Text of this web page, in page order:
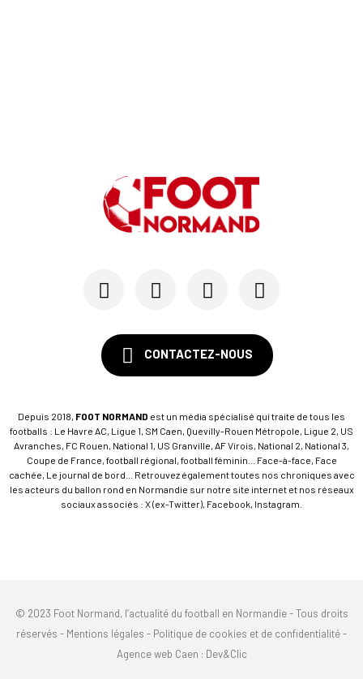
CONTACTEZ-NOUS
Depuis 2018, FOOT NORMAND est un média spécialisé qui traite de tous les
footballs : Le Havre AC, Ligue 1, SM Caen, Quevilly-Rouen Métropole, Ligue 2, US
Avranches, FC Rouen, National 1, US Granville, AF Virois, National 2, National 3,
Coupe de France, football régional, football féminin... Face-à-face, Face
cachée, Le journal de bord... Retrouvez également toutes nos chroniques avec
les acteurs du ballon rond en Normandie sur notre site internet et nos réseaux
sociaux associés : X (ex-Twitter), Facebook, Instagram.
© 2023 Foot Normand, l’actualité du football en Normandie - Tous droits
réservés - Mentions légales - Politique de cookies et de confidentialité-
Agence web Caen : Dev&Clic